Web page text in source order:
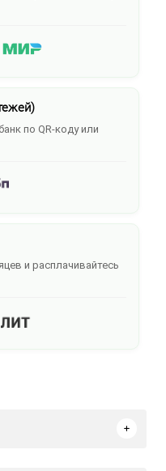
по QR-коду или
и расплачивайтесь